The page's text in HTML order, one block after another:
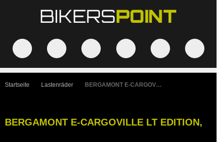
Startseite Lastenräder BERGAMONT E-CARGOVILLE LT EDITION,
BERGAMONT E-CARGOVILLE LT EDITION,